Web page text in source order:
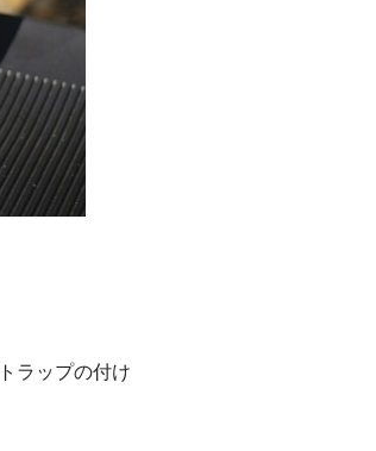
ラップの付け